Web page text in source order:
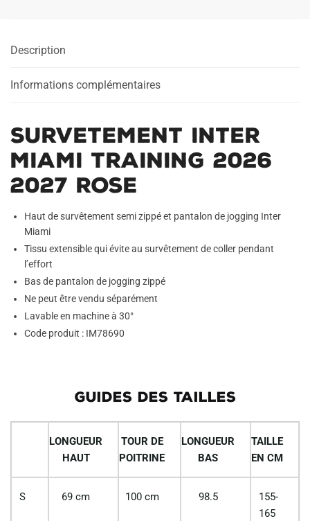
Description
Informations complémentaires
Survetement Inter
Miami Training 2026
2027 Rose
Haut de survêtement semi zippé et pantalon de jogging Inter
Miami
Tissu extensible qui évite au survêtement de coller pendant
l’effort
Bas de pantalon de jogging zippé
Ne peut être vendu séparément
Lavable en machine à 30°
Code produit : IM78690
GUIDES DES TAILLES
LONGUEUR
HAUT
TOUR DE
POITRINE
LONGUEUR
BAS
TAILLE
EN CM
S 69 cm 100 cm 98.5
155-
165